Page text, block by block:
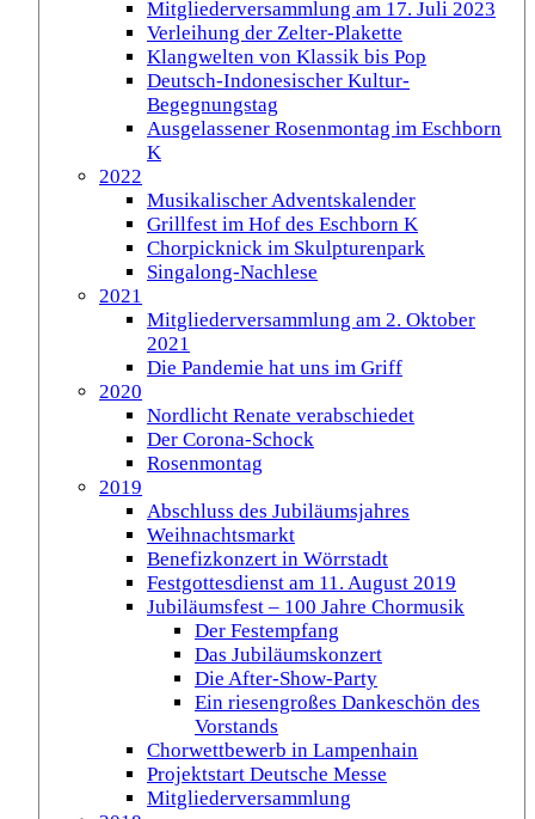
Mitgliederversammlung am 17. Juli 2023
Verleihung der Zelter-Plakette
Klangwelten von Klassik bis Pop
Deutsch-Indonesischer Kultur-
Begegnungstag
Ausgelassener Rosenmontag im Eschborn
K
2022
Musikalischer Adventskalender
Grillfest im Hof des Eschborn K
Chorpicknick im Skulpturenpark
Singalong-Nachlese
2021
Mitgliederversammlung am 2. Oktober
2021
Die Pandemie hat uns im Griff
2020
Nordlicht Renate verabschiedet
Der Corona-Schock
Rosenmontag
2019
Abschluss des Jubiläumsjahres
Weihnachtsmarkt
Benefizkonzert in Wörrstadt
Festgottesdienst am 11. August 2019
Jubiläumsfest – 100 Jahre Chormusik
Der Festempfang
Das Jubiläumskonzert
Die After-Show-Party
Ein riesengroßes Dankeschön des
Vorstands
Chorwettbewerb in Lampenhain
Projektstart Deutsche Messe
Mitgliederversammlung